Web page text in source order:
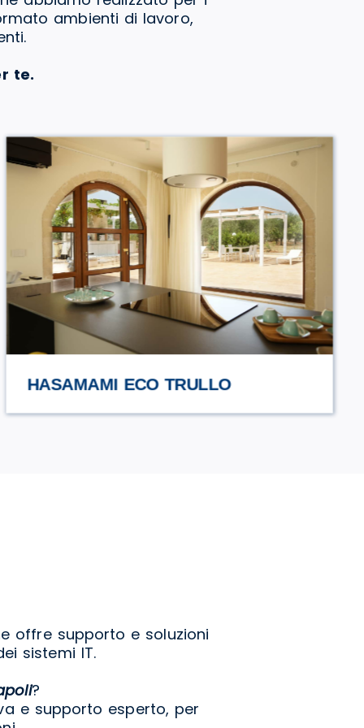
ambienti di lavoro,
te.
URCIUOLI
offre supporto e soluzioni
sistemi IT.
?
e supporto esperto, per